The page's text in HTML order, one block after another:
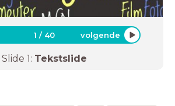
1 / 40 volgende
Slide 1: Tekstslide